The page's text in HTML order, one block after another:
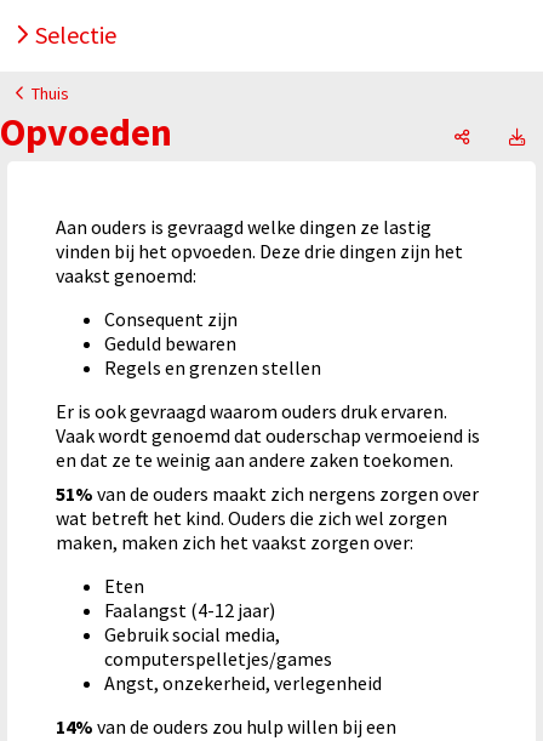
Selectie
Thuis
Opvoeden
Aan ouders is gevraagd welke dingen ze lastig
vinden bij het opvoeden. Deze drie dingen zijn het
vaakst genoemd:
Consequent zijn
Geduld bewaren
Regels en grenzen stellen
Er is ook gevraagd waarom ouders druk ervaren.
Vaak wordt genoemd dat ouderschap vermoeiend is
en dat ze te weinig aan andere zaken toekomen.
51% van de ouders maakt zich nergens zorgen over
wat betreft het kind. Ouders die zich wel zorgen
maken, maken zich het vaakst zorgen over:
Eten
Faalangst (4-12 jaar)
Gebruik social media,
computerspelletjes/games
Angst, onzekerheid, verlegenheid
14% van de ouders zou hulp willen bij een